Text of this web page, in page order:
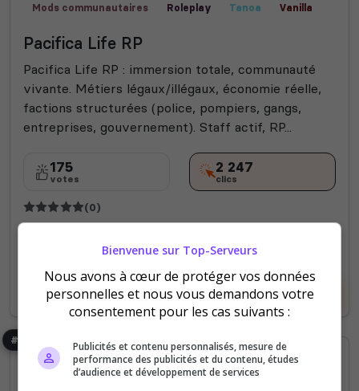
Mods communautaires Roleplay Tanoa
Vanilla
Pacifica Life RP
Pacifica Life RP : immersion totale, communauté
vivante. Métiers légaux/illégaux, économie réelle,
factions structurées (police, pompiers, gangs,
entreprises, gouvernement). Staff actif, RP...
175
votes
2 247
clics
(0)
Voir le serveur Voter
#7
Bienvenue sur Top-Serveurs
Nous avons à cœur de protéger vos données
personnelles et nous vous demandons votre
consentement pour les cas suivants :
Publicités et contenu personnalisés, mesure de
performance des publicités et du contenu, études
d’audience et développement de services